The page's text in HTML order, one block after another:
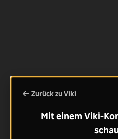
Zurück zu Viki
Mit einem Viki-